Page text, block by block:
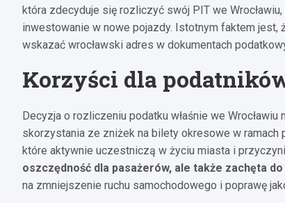
która zdecyduje się rozliczyć swój PIT we
inwestowanie w nowe pojazdy. Istotnym faktem jest,
wskazać wrocławski adres w dokumentach
Korzyści dla
Decyzja o rozliczeniu podatku właśnie we
skorzystania ze zniżek na bilety okresowe w ramach
które aktywnie uczestniczą w życiu miasta i
oszczędność dla pasażerów, ale także zachęta
na zmniejszenie ruchu samochodowego i poprawę